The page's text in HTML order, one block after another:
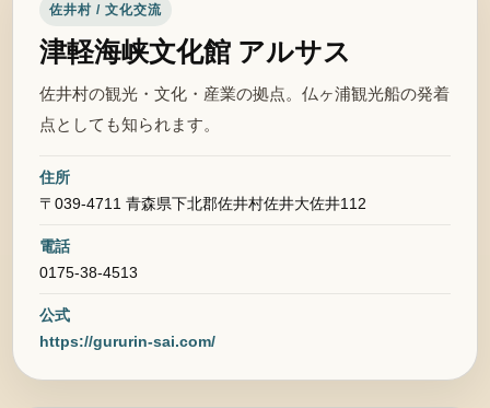
佐井村 / 文化交流
津軽海峡文化館 アルサス
佐井村の観光・文化・産業の拠点。仏ヶ浦観光船の発着
点としても知られます。
住所
〒039-4711 青森県下北郡佐井村佐井大佐井112
電話
0175-38-4513
公式
https://gururin-sai.com/